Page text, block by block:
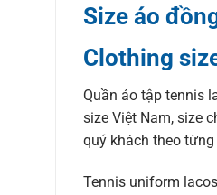
Size áo
Clothing
Quần áo tập tennis
size Việt Nam, size
quý khách theo
Tennis uniform